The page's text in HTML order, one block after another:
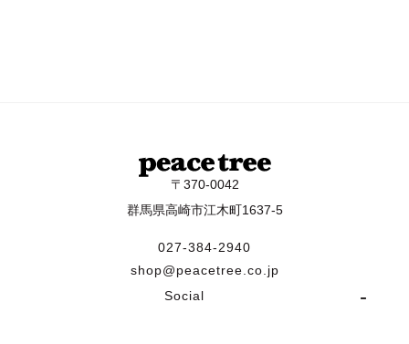
〒370-0042
群馬県高崎市江木町1637-5
027-384-2940
shop@peacetree.co.jp
Social